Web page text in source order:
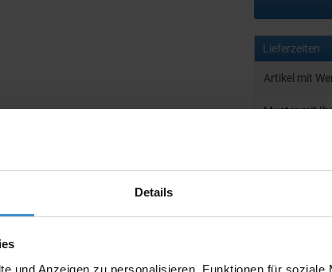
Details
und Anzeigen zu personalisieren, Funktionen für soziale
Lieferzeiten
Artikel mit
Muster mit